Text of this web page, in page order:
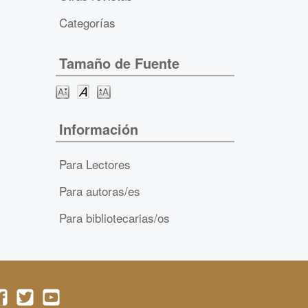
Categorías
Tamaño de Fuente
Información
Para Lectores
Para autoras/es
Para bibliotecarias/os